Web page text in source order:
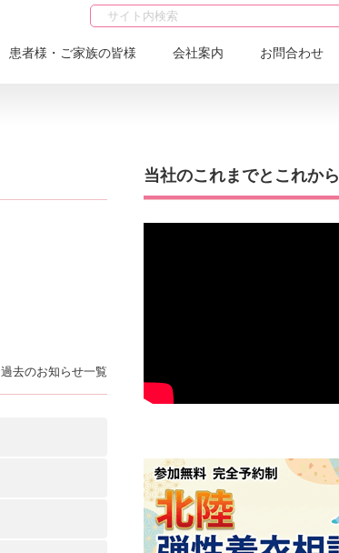
患者様・ご家族の皆様 会社案内 お問合わせ
過去のお知らせ一覧
当社のこれまでとこれから